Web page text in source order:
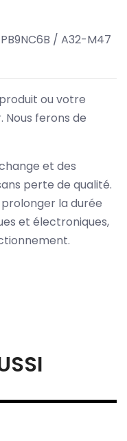
/ A32-M47
ou votre
Nous ferons de
et des
perte de qualité.
la durée
et électroniques,